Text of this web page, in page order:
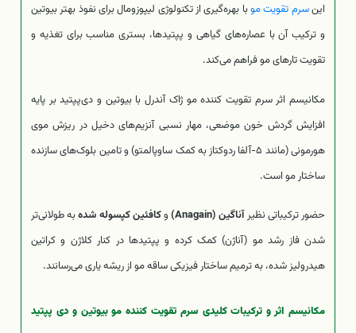
اینسرم تقویت موبا بهره‌گیری از تکنولوژی لیپوزومال برای نفوذ بهتر بیوتین
و ترکیب آن با عصاره‌های گیاهی و پپتیدها، بستری مناسب برای تغذیه و
تقویت تارهای مو فراهم می‌کند.
مکانیسم اثر سرم تقویت کننده مو ژاک آندرل با بیوتین و دی‌پپتید بر پایه
افزایش گردش خون موضعی، مهار نسبی آنزیم‌های دخیل در ریزش موی
هورمونی (مانند ۵-آلفا ردوکتاز به کمک ساوپالمتو) و تامین بلوک‌های سازنده
ساختار مو است.
حضور ترکیباتی نظیرآناگین (Anagain) وکافئین کپسوله شدهبه طولانی‌تر
شدن فاز رشد مو (آناژن) کمک کرده و پپتیدها در کنار کلاژن و کراتین
هیدرولیز شده، به ترمیم ساختار فیزیکی ساقه مو از ریشه یاری می‌رسانند.
مکانیسم اثر و ترکیبات کلیدی سرم تقویت کننده مو بیوتین و دی پپتید